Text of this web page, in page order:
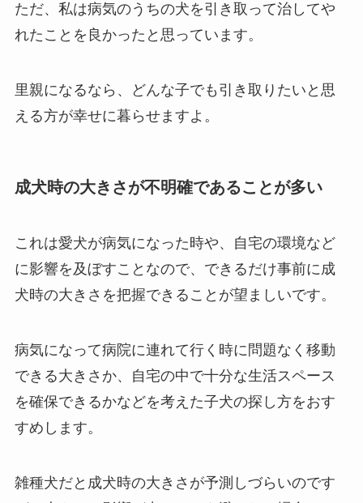
ただ、私は病気のうちの犬を引き取って治してや
れたことを良かったと思っています。
里親になるなら、どんな子でも引き取りたいと思
える方が幸せに暮らせますよ。
成犬時の大きさが不明確であることが多い
これは愛犬が病気になった時や、自宅の環境など
に影響を及ぼすことなので、できるだけ事前に成
犬時の大きさを把握できることが望ましいです。
病気になって病院に連れて行く時に問題なく移動
できる大きさか、自宅の中で十分な生活スペース
を確保できるかなどを考えた子犬の探し方をおす
すめします。
雑種犬だと成犬時の大きさが予測しづらいのです